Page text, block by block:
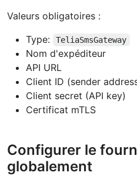
Valeurs obligatoires :
Type:
TeliaSmsGateway
Nom d'expéditeur
API URL
Client ID (sender
Client secret (API key)
Certificat mTLS
Configurer le
globalement